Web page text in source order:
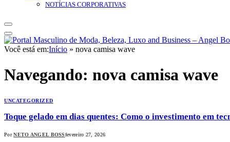
NOTÍCIAS CORPORATIVAS
Você está em:Início » nova camisa wave
Navegando: nova camisa wave
UNCATEGORIZED
Toque gelado em dias quentes: Como o investimento em
Por NETO ANGEL BOSSfevereiro 27, 2026